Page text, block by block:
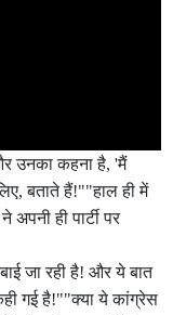
उनका कहना है, 'मैं
बताते हैं!""हाल ही में
ही पार्टी पर
जा रही है! और ये बात
गई है!""क्या ये कांग्रेस